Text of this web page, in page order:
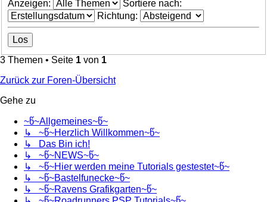
Anzeigen:
Sortiere nach:
Richtung:
3 Themen • Seite 1 von 1
Zurück zur Foren-Übersicht
Gehe zu
~წ~Allgemeines~წ~
↳ ~წ~Herzlich Willkommen~წ~
↳ Das Bin ich!
↳ ~წ~NEWS~წ~
↳ ~წ~Hier werden meine Tutorials gestestet~წ~
↳ ~წ~Bastelfunecke~წ~
↳ ~წ~Ravens Grafikgarten~წ~